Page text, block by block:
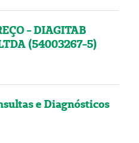
- DIAGITAB
(54003267-5)
e Diagnósticos